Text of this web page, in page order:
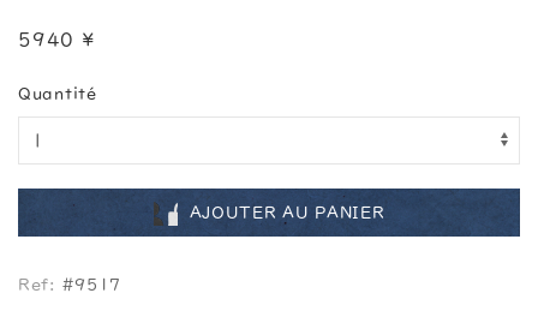
5940 ¥
Quantité
AJOUTER AU PANIER
Ref: #9517